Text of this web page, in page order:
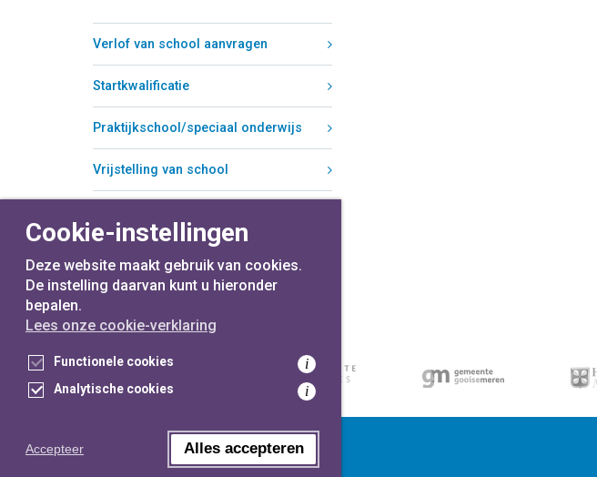
Verlof van school aanvragen
Startkwalificatie
Praktijkschool/speciaal onderwijs
Vrijstelling van school
inwoners,metgemeenten
Cookie-instellingen
Deze website maakt gebruik van cookies.
De instelling daarvan kunt u hieronder
bepalen.
Lees onze cookie-verklaring
Functionele cookies i
Analytische cookies i
Accepteer Alles accepteren